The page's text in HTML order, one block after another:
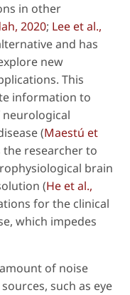
in other
2020; Lee et al.,
and has
new
This
information to
(Maestú et
researcher to
brain
(He et al.,
for the clinical
which impedes
of noise
such as eye